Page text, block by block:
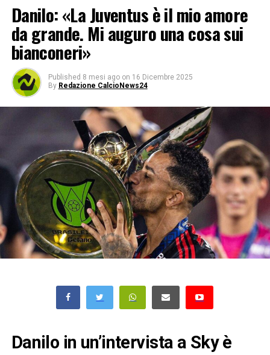
Danilo: «La Juventus è il mio amore
da grande. Mi auguro una cosa sui
bianconeri»
Published 8 mesi ago on 16 Dicembre 2025
By Redazione CalcioNews24
Danilo in un’intervista a Sky è